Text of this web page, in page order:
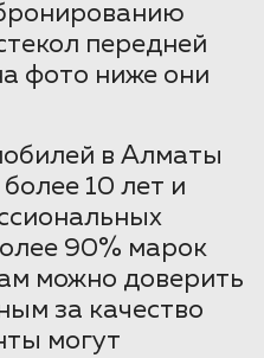
передней
фото ниже они
в Алматы
10 лет и
90% марок
можно доверить
за качество
могут